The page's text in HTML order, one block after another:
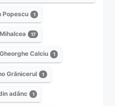
Popescu 1
17
Calciu 1
Grănicerul 1
adânc 1